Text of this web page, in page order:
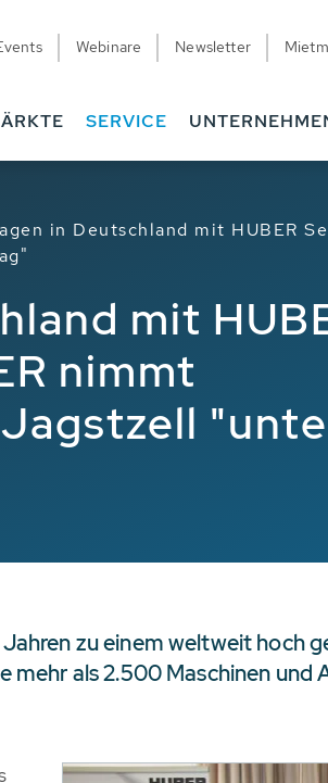
Webinare Newsletter
SERVICE
in Deutschland mit HUBER
mit
nimmt
zu einem weltweit hoch
als 2.500 Maschinen und